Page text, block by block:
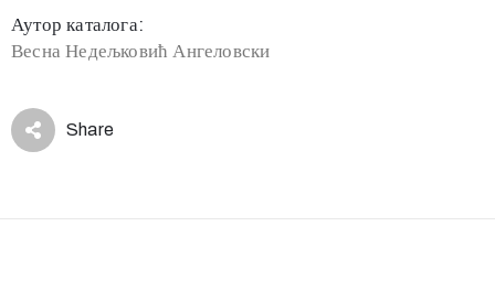
Аутор каталога:
Весна Недељковић Ангеловски
Share